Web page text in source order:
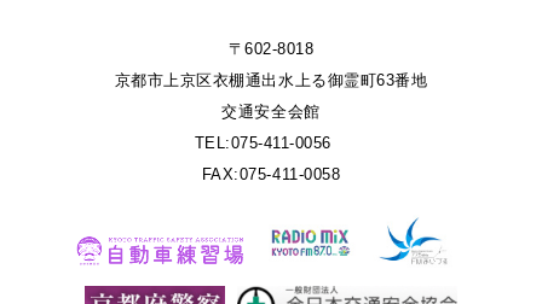
〒602-8018
京都市上京区衣棚通出水上る御霊町63番地
交通安全会館
TEL:075-411-0056
FAX:075-411-0058